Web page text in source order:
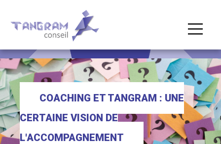
COACHING ET TANGRAM : UNE
CERTAINE VISION DE
L'ACCOMPAGNEMENT